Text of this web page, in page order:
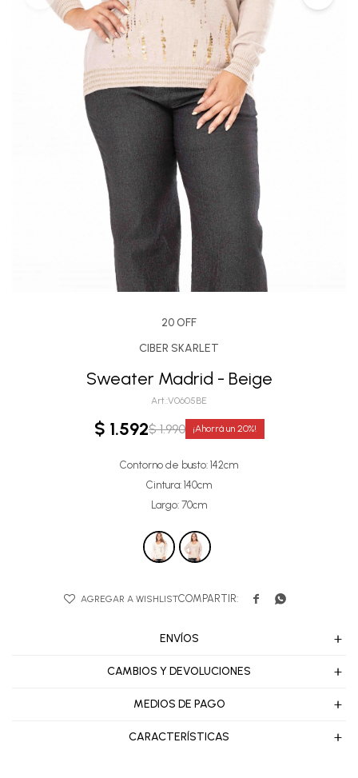
20 OFF
CIBER SKARLET
Sweater Madrid - Beige
V0605BE
$ 1.592$ 1.990 20
Contorno de busto: 142cm
Cintura: 140cm
Largo: 70cm
 
ENVÍOS
CAMBIOS Y DEVOLUCIONES
MEDIOS DE PAGO
CARACTERÍSTICAS